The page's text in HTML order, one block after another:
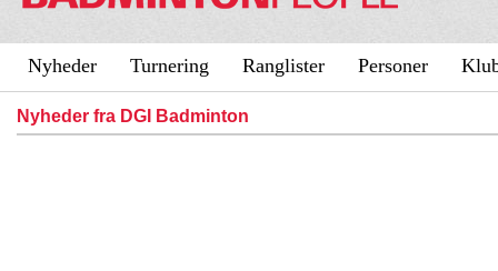
Nyheder Turnering Ranglister Personer
Nyheder fra DGI Badminton